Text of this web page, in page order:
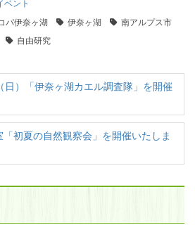
ベント
パ伊奈ヶ湖 伊奈ヶ湖
南アルプス市
自由研究
）「伊奈ヶ湖カエル調査隊」を開催
初夏の自然観察会」を開催いたしま